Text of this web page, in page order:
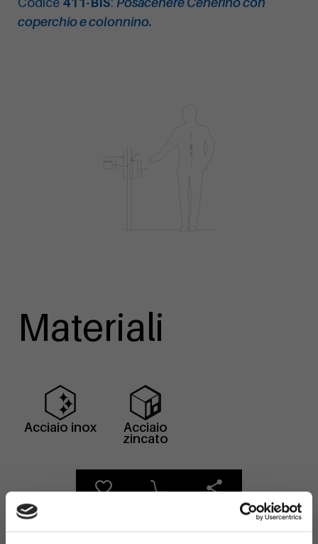
coperchio e colonnino.
Materiali
Acciaio inox Acciaio
zincato